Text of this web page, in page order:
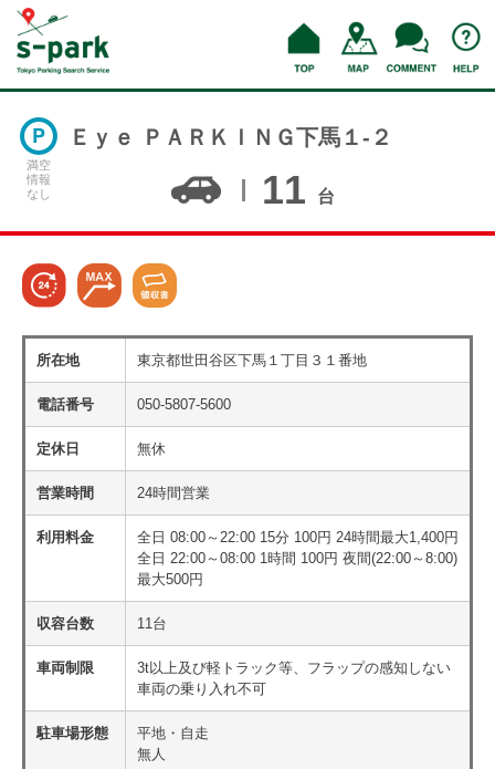
満空
情報
なし
Ｅｙｅ ＰＡＲＫＩＮＧ下馬１‐２
11 台
所在地 東京都世田谷区下馬１丁目３１番地
電話番号 050-5807-5600
定休日 無休
営業時間 24時間営業
利用料金
全日 08:00～22:00 15分 100円 24時間最大1,400円
全日 22:00～08:00 1時間 100円 夜間(22:00～8:00)
最大500円
収容台数 11台
車両制限
3t以上及び軽トラック等、フラップの感知しない
車両の乗り入れ不可
駐車場形態
平地・自走
無人